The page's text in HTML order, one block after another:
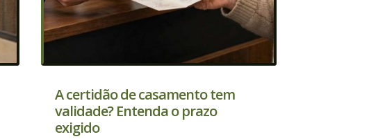
A certidão de casamento tem
validade? Entenda o prazo
exigido